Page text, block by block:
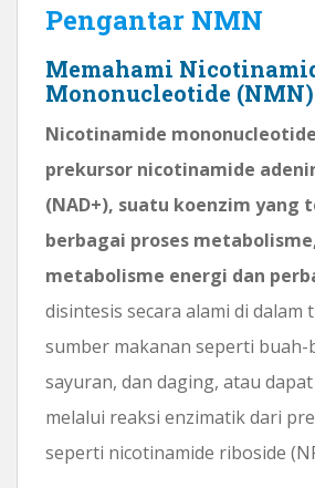
Pengantar NMN
Memahami
Mononucleotide (NMN)
Nicotinamide
prekursor nicotinamide
(NAD+), suatu koenzim yang
berbagai proses
metabolisme energi dan
disintesis secara alami di dalam
sumber makanan seperti buah-
sayuran, dan daging, atau
melalui reaksi enzimatik dari
seperti nicotinamide riboside